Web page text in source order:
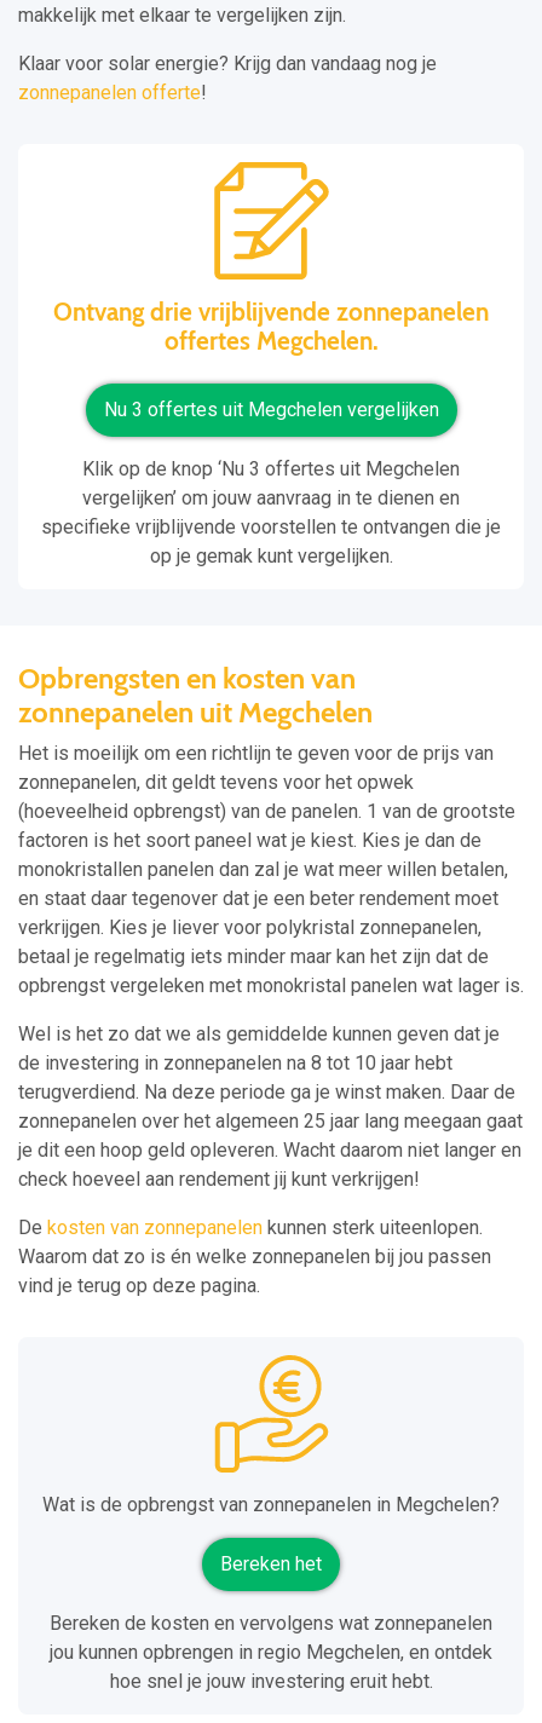
makkelijk met elkaar te vergelijken zijn.
Klaar voor solar energie? Krijg dan vandaag nog je
zonnepanelen offerte!
Ontvang drie vrijblijvende zonnepanelen
offertes Megchelen.
Nu 3 offertes uit Megchelen vergelijken
Klik op de knop ‘Nu 3 offertes uit Megchelen
vergelijken’ om jouw aanvraag in te dienen en
specifieke vrijblijvende voorstellen te ontvangen die je
op je gemak kunt vergelijken.
Opbrengsten en kosten van
zonnepanelen uit Megchelen
Het is moeilijk om een richtlijn te geven voor de prijs van
zonnepanelen, dit geldt tevens voor het opwek
(hoeveelheid opbrengst) van de panelen. 1 van de grootste
factoren is het soort paneel wat je kiest. Kies je dan de
monokristallen panelen dan zal je wat meer willen betalen,
en staat daar tegenover dat je een beter rendement moet
verkrijgen. Kies je liever voor polykristal zonnepanelen,
betaal je regelmatig iets minder maar kan het zijn dat de
opbrengst vergeleken met monokristal panelen wat lager is.
Wel is het zo dat we als gemiddelde kunnen geven dat je
de investering in zonnepanelen na 8 tot 10 jaar hebt
terugverdiend. Na deze periode ga je winst maken. Daar de
zonnepanelen over het algemeen 25 jaar lang meegaan gaat
je dit een hoop geld opleveren. Wacht daarom niet langer en
check hoeveel aan rendement jij kunt verkrijgen!
De kosten van zonnepanelen kunnen sterk uiteenlopen.
Waarom dat zo is én welke zonnepanelen bij jou passen
vind je terug op deze pagina.
Wat is de opbrengst van zonnepanelen in Megchelen?
Bereken het
Bereken de kosten en vervolgens wat zonnepanelen
jou kunnen opbrengen in regio Megchelen, en ontdek
hoe snel je jouw investering eruit hebt.